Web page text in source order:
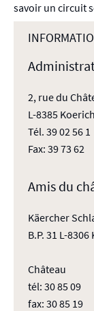
savoir un circuit
2, rue du
L-8385 Koerich
Tél. 39 02 56 1
Fax: 39 73 62
Amis du
Käercher
B.P. 31 L-
Château
tél: 30 85 09
fax: 30 85 19